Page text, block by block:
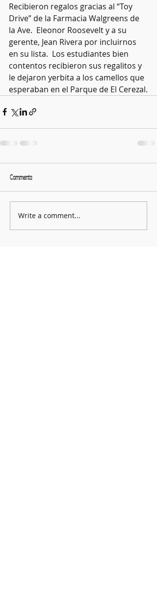
Recibieron regalos gracias al “Toy
Drive” de la Farmacia Walgreens de
la Ave.  Eleonor Roosevelt y a su
gerente, Jean Rivera por incluirnos
en su lista.  Los estudiantes bien
contentos recibieron sus regalitos y
le dejaron yerbita a los camellos que
esperaban en el Parque de El Cerezal.
Comments
Write a comment...